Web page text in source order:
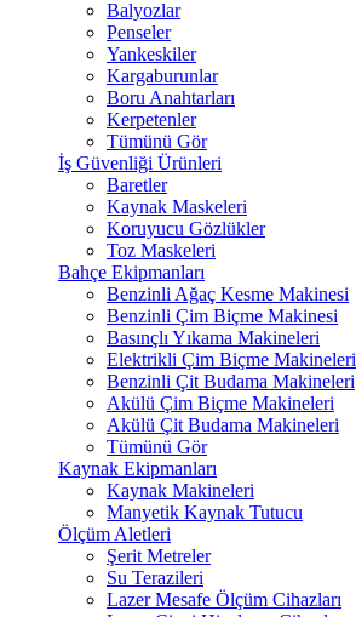
Balyozlar
Penseler
Yankeskiler
Kargaburunlar
Boru Anahtarları
Kerpetenler
Tümünü Gör
İş Güvenliği Ürünleri
Baretler
Kaynak Maskeleri
Koruyucu Gözlükler
Toz Maskeleri
Bahçe Ekipmanları
Benzinli Ağaç Kesme Makinesi
Benzinli Çim Biçme Makinesi
Basınçlı Yıkama Makineleri
Elektrikli Çim Biçme Makineleri
Benzinli Çit Budama Makineleri
Akülü Çim Biçme Makineleri
Akülü Çit Budama Makineleri
Tümünü Gör
Kaynak Ekipmanları
Kaynak Makineleri
Manyetik Kaynak Tutucu
Ölçüm Aletleri
Şerit Metreler
Su Terazileri
Lazer Mesafe Ölçüm Cihazları